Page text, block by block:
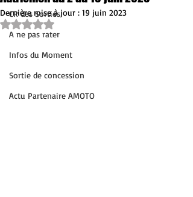
CR des Sorties
A ne pas rater
Infos du Moment
Sortie de concession
Actu Partenaire AMOTO
Dernière mise à jour : 19 juin 2023
Noté NaN étoiles sur 5.